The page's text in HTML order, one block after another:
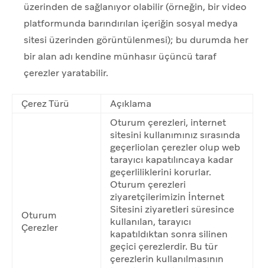
üzerinden de sağlanıyor olabilir (örneğin, bir video
platformunda barındırılan içeriğin sosyal medya
sitesi üzerinden görüntülenmesi); bu durumda her
bir alan adı kendine münhasır üçüncü taraf
çerezler yaratabilir.
Çerez Türü Açıklama
Oturum
Çerezler
Oturum çerezleri, internet
sitesini kullanımınız sırasında
geçerliolan çerezler olup web
tarayıcı kapatılıncaya kadar
geçerliliklerini korurlar.
Oturum çerezleri
ziyaretçilerimizin İnternet
Sitesini ziyaretleri süresince
kullanılan, tarayıcı
kapatıldıktan sonra silinen
geçici çerezlerdir. Bu tür
çerezlerin kullanılmasının